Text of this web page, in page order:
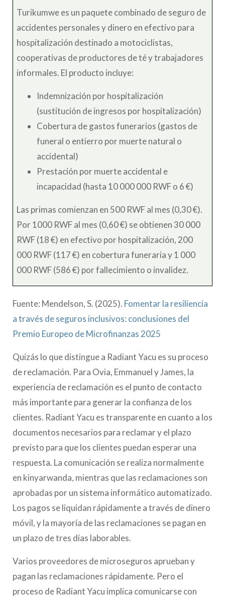
Turikumwe es un paquete combinado de seguro de
accidentes personales y dinero en efectivo para
hospitalización destinado a motociclistas,
cooperativas de productores de té y trabajadores
informales. El producto incluye:
Indemnización por hospitalización
(sustitución de ingresos por hospitalización)
Cobertura de gastos funerarios (gastos de
funeral o entierro por muerte natural o
accidental)
Prestación por muerte accidental e
incapacidad (hasta 10 000 000 RWF o 6 €)
Las primas comienzan en 500 RWF al mes (0,30 €).
Por 1000 RWF al mes (0,60 €) se obtienen 30 000
RWF (18 €) en efectivo por hospitalización, 200
000 RWF (117 €) en cobertura funeraria y 1 000
000 RWF (586 €) por fallecimiento o invalidez.
Fuente: Mendelson, S. (2025). Fomentar la resiliencia
a través de seguros inclusivos: conclusiones del
Premio Europeo de Microfinanzas 2025
Quizás lo que distingue a Radiant Yacu es su proceso
de reclamación. Para Ovia, Emmanuel y James, la
experiencia de reclamación es el punto de contacto
más importante para generar la confianza de los
clientes. Radiant Yacu es transparente en cuanto a los
documentos necesarios para reclamar y el plazo
previsto para que los clientes puedan esperar una
respuesta. La comunicación se realiza normalmente
en kinyarwanda, mientras que las reclamaciones son
aprobadas por un sistema informático automatizado.
Los pagos se liquidan rápidamente a través de dinero
móvil, y la mayoría de las reclamaciones se pagan en
un plazo de tres días laborables.
Varios proveedores de microseguros aprueban y
pagan las reclamaciones rápidamente. Pero el
proceso de Radiant Yacu implica comunicarse con